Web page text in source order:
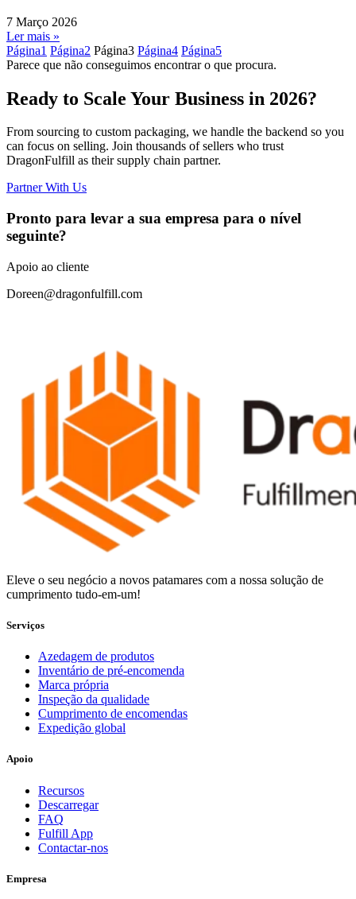
7 Março 2026
Ler mais »
Página1 Página2 Página3 Página4 Página5
Parece que não conseguimos encontrar o que procura.
Ready to Scale Your Business in 2026?
From sourcing to custom packaging, we handle the backend so you
can focus on selling. Join thousands of sellers who trust
DragonFulfill as their supply chain partner.
Partner With Us
Pronto para levar a sua empresa para o nível
seguinte?
Apoio ao cliente
Doreen@dragonfulfill.com
Eleve o seu negócio a novos patamares com a nossa solução de
cumprimento tudo-em-um!
Serviços
Azedagem de produtos
Inventário de pré-encomenda
Marca própria
Inspeção da qualidade
Cumprimento de encomendas
Expedição global
Apoio
Recursos
Descarregar
FAQ
Fulfill App
Contactar-nos
Empresa